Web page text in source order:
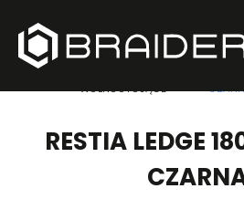
PRODUKTY
WOLNOSTOJĄCE
RESTIA LEDGE